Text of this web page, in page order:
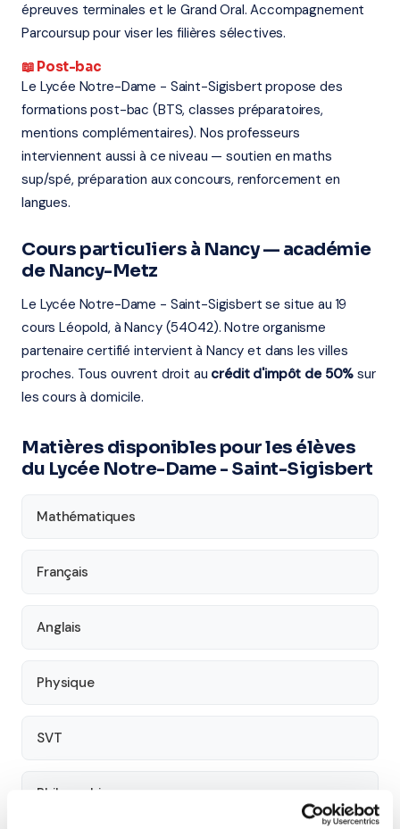
épreuves terminales et le Grand Oral. Accompagnement
Parcoursup pour viser les filières sélectives.
📖 Post-bac
Le Lycée Notre-Dame - Saint-Sigisbert propose des
formations post-bac (BTS, classes préparatoires,
mentions complémentaires). Nos professeurs
interviennent aussi à ce niveau — soutien en maths
sup/spé, préparation aux concours, renforcement en
langues.
Cours particuliers à Nancy — académie
de Nancy-Metz
Le Lycée Notre-Dame - Saint-Sigisbert se situe au 19
cours Léopold, à Nancy (54042). Notre organisme
partenaire certifié intervient à Nancy et dans les villes
proches. Tous ouvrent droit au crédit d'impôt de 50% sur
les cours à domicile.
Matières disponibles pour les élèves
du Lycée Notre-Dame - Saint-Sigisbert
Mathématiques
Français
Anglais
Physique
SVT
Philosophie